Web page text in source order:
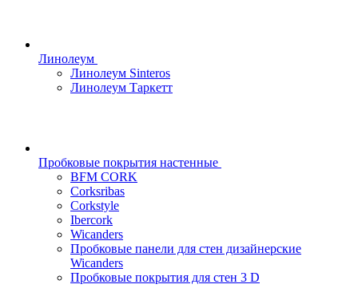
Линолеум
Линолеум Sinteros
Линолеум Таркетт
Пробковые покрытия настенные
BFM CORK
Corksribas
Corkstyle
Ibercork
Wicanders
Пробковые панели для стен дизайнерские
Wicanders
Пробковые покрытия для стен 3 D